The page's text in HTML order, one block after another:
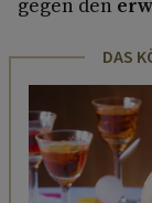
DAS